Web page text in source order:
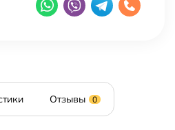
Отзывы 0